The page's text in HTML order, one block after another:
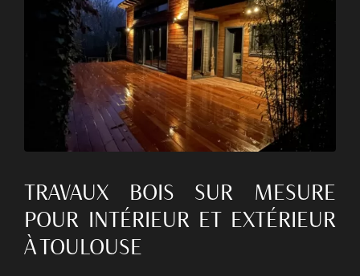
TRAVAUX BOIS SUR MESURE
POUR INTÉRIEUR ET EXTÉRIEUR
À TOULOUSE